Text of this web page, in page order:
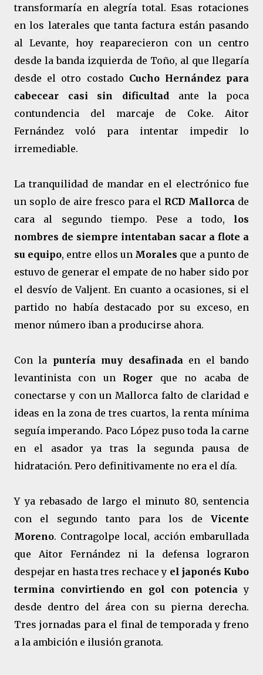
transformaría en alegría total. Esas rotaciones
en los laterales que tanta factura están pasando
al Levante, hoy reaparecieron con un centro
desde la banda izquierda de Toño, al que llegaría
desde el otro costado Cucho Hernández para
cabecear casi sin dificultad ante la poca
contundencia del marcaje de Coke. Aitor
Fernández voló para intentar impedir lo
irremediable.
La tranquilidad de mandar en el electrónico fue
un soplo de aire fresco para el RCD Mallorca de
cara al segundo tiempo. Pese a todo, los
nombres de siempre intentaban sacar a flote a
su equipo, entre ellos un Morales que a punto de
estuvo de generar el empate de no haber sido por
el desvío de Valjent. En cuanto a ocasiones, si el
partido no había destacado por su exceso, en
menor número iban a producirse ahora.
Con la puntería muy desafinadaen el bando
levantinista con un Roger que no acaba de
conectarse y con un Mallorca falto de claridad e
ideas en la zona de tres cuartos, la renta mínima
seguía imperando. Paco López puso toda la carne
en el asador ya tras la segunda pausa de
hidratación. Pero definitivamente no era el día.
Y ya rebasado de largo el minuto 80, sentencia
con el segundo tanto para los de Vicente
Moreno. Contragolpe local, acción embarullada
que Aitor Fernández ni la defensa lograron
despejar en hasta tres rechace y el japonés Kubo
termina convirtiendo en gol con potencia y
desde dentro del área con su pierna derecha.
Tres jornadas para el final de temporada y freno
a la ambición e ilusión granota.